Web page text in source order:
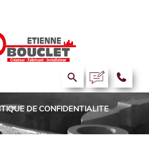
DE CONFIDENTIALITE